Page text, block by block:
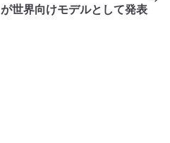
が世界向けモデルとして発表